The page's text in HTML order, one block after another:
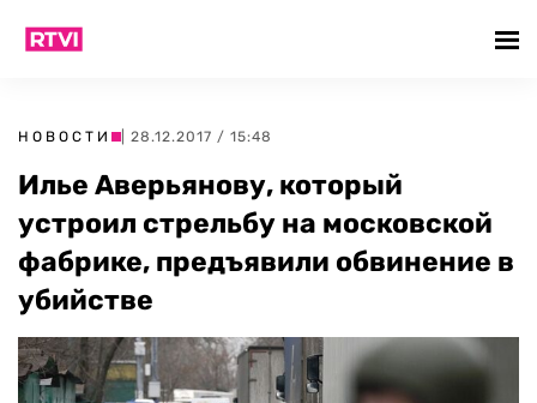
НОВОСТИ | 28.12.2017 / 15:48
Илье Аверьянову, который
устроил стрельбу на московской
фабрике, предъявили обвинение в
убийстве